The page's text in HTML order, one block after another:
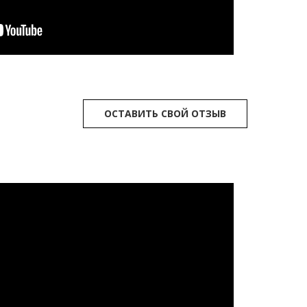
ОСТАВИТЬ СВОЙ ОТЗЫВ